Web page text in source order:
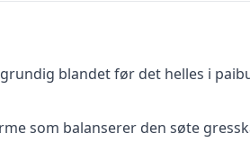
blandet før det helles i
som balanserer den søte